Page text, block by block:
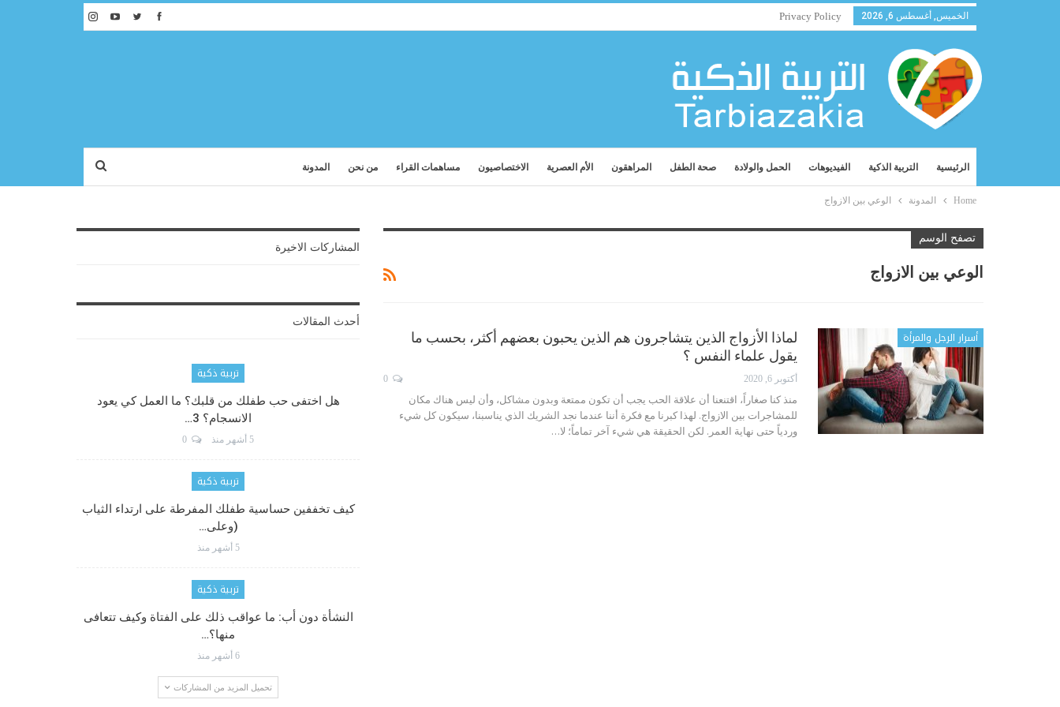
الخميس, أغسطس 6, 2026 Privacy Policy
الرئيسية التربية الذكية الفيديوهات الحمل والولادة صحة الطفل المراهقون الأم العصرية الاختصاصيون مساهمات القراء من نحن المدونة
Home المدونة الوعي بين الازواج
تصفح الوسم
الوعي بين الازواج
أسرار الرجل والمرأة
لماذا الأزواج الذين يتشاجرون هم الذين يحبون بعضهم أكثر، بحسب ما
يقول علماء النفس ؟
أكتوبر 6, 2020
منذ كنا صغاراً، اقتنعنا أن علاقة الحب يجب أن تكون ممتعة وبدون مشاكل، وأن ليس هناك مكان
للمشاجرات بين الازواج. لهذا كبرنا مع فكرة أننا عندما نجد الشريك الذي يناسبنا، سيكون كل شيء
وردياً حتى نهاية العمر. لكن الحقيقة هي شيء آخر تماماً؛ لا…
المشاركات الاخيرة
أحدث المقالات
تربية ذكية
هل اختفى حب طفلك من قلبك؟ ما العمل كي يعود
الانسجام؟ 3…
5 أشهر منذ
تربية ذكية
كيف تخففين حساسية طفلك المفرطة على ارتداء الثياب
(وعلى…
5 أشهر منذ
تربية ذكية
النشأة دون أب: ما عواقب ذلك على الفتاة وكيف تتعافى
منها؟…
6 أشهر منذ
تحميل المزيد من المشاركات